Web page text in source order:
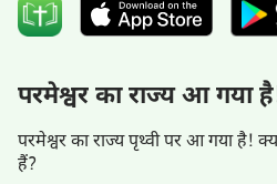
परमेश्वर का राज्य आ गया
परमेश्वर का राज्य पृथ्वी पर आ गया है!
हैं?